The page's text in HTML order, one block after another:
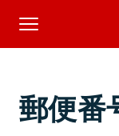
郵便番